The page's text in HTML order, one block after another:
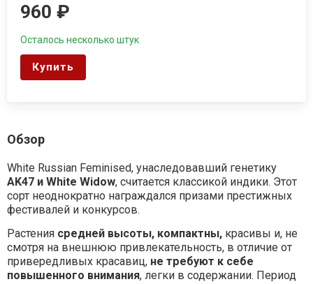
960₽
Осталось несколько штук
Купить
Обзор
White Russian Feminised, унаследовавший генетику
AK47 и White Widow, считается классикой индики. Этот
сорт неоднократно награждался призами престижных
фестивалей и конкурсов.
Растения средней высоты, компактны,красивы и, не
смотря на внешнюю привлекательность, в отличие от
привередливых красавиц, не требуют к себе
повышенного внимания, легки в содержании. Период